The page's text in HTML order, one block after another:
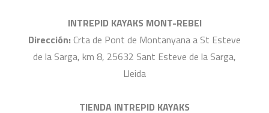
INTREPID KAYAKS MONT-REBEI
Dirección: Crta de Pont de Montanyana a St Esteve
de la Sarga, km 8, 25632 Sant Esteve de la Sarga,
Lleida
TIENDA INTREPID KAYAKS